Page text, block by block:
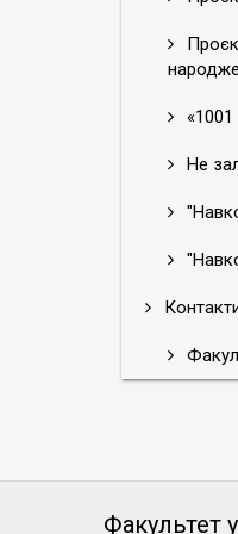
«1001
Не
Факультет